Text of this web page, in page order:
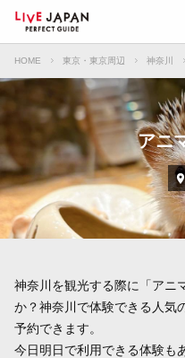
HOME 東京・東京周辺 神奈川
アニ
神奈川を観光する際に「アニ
か？神奈川で体験できる人気
予約できます。
今日明日で利用できる体験も